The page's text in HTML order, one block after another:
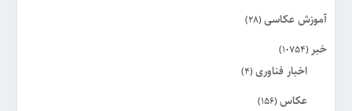
آموزش عکاسی (28)
خبر (10754)
اخبار فناوری (4)
عکاس (156)